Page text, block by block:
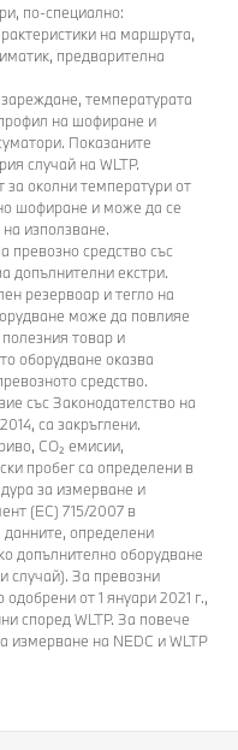
по-специално:
на маршрута,
предварителна
температурата
на шофиране и
Показаните
случай на WLTP.
околни температури от
шофиране и може да се
използване.
превозно средство със
допълнителни екстри.
резервоар и тегло на
може да повлияе
товар и
оборудване оказва
средство.
със Законодателство на
са закръглени.
CO₂ емисии,
пробег са определени в
за измерване и
(EC) 715/2007 в
определени
допълнително оборудване
случай). За превозни
от 1 януари 2021 г.,
според WLTP. За повече
измерване на NEDC и WLTP